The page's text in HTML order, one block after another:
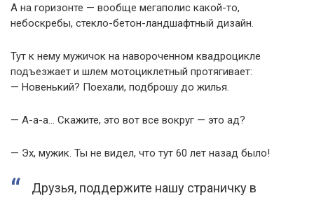
А на горизонте — вообще мегаполис какой-то,
небоскребы, стекло-бетон-ландшафтный дизайн.
Тут к нему мужичок на навороченном квадроцикле
подъезжает и шлем мотоциклетный протягивает:
— Новенький? Поехали, подброшу до жилья.
— А-а-а… Скажите, это вот все вокруг — это ад?
— Эх, мужик. Ты не видел, что тут 60 лет назад было!
Друзья, поддержите нашу страничку в